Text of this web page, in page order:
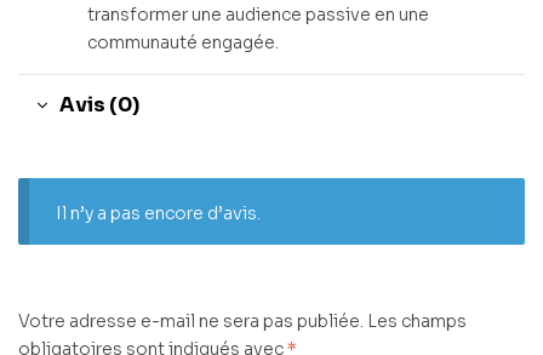
transformer une audience passive en une
communauté engagée.
Avis (0)
Il n’y a pas encore d’avis.
Votre adresse e-mail ne sera pas publiée. Les champs
obligatoires sont indiqués avec*